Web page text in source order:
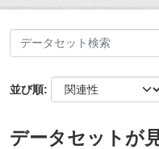
並び順
データセットが